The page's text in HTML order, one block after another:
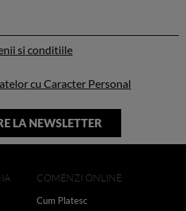
si conditiile
cu Caracter Personal
COMENZI ONLINE
Cum Platesc